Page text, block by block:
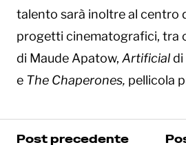
talento sarà inoltre al centro
progetti cinematografici, tra
di Maude Apatow, Artificialdi
e The Chaperones, pellicola
Post precedente